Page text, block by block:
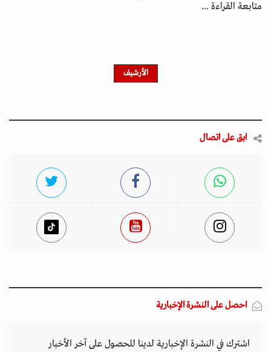
متابعة القراءة ...
الأرشيف
ابق على اتصال
احصل على النشرة الإخبارية
اشترك في النشرة الإخبارية لدينا للحصول على آخر الأخبار